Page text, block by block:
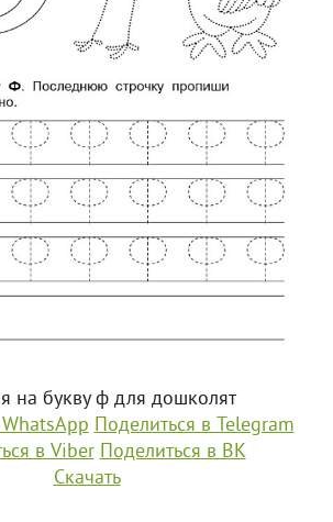
на букву ф для дошколят
Поделиться в Telegram
в Viber Поделиться в ВК
Скачать